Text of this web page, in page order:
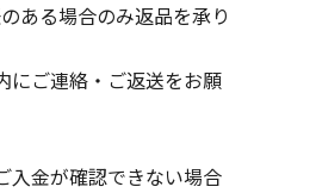
ある場合のみ返品を承り
にご連絡・ご返送をお願
入金が確認できない場合